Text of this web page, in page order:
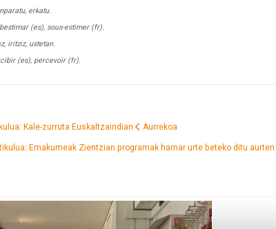
erkatu.
(es), sous-estimer (fr).
iritziz, ustetan.
(es), percevoir (fr).
Kale-zurruta Euskaltzaindian
Aurrekoa
Emakumeak Zientzian programak hamar urte beteko ditu aurten